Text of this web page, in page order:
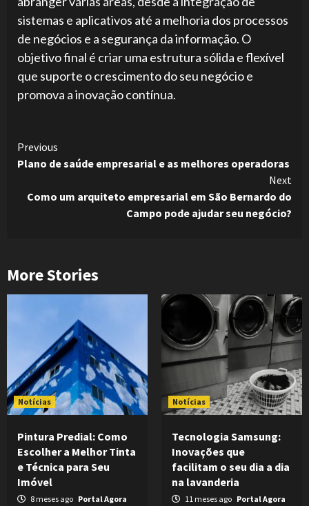
sistemas e aplicativos até a melhoria dos processos
de negócios e a segurança da informação. O
objetivo final é criar uma estrutura sólida e flexível
que suporte o crescimento do seu negócio e
promova a inovação contínua.
Continue
Reading
Previous
Plano de saúde empresarial e as melhores operadoras
Next
Como um arquiteto empresarial em São Bernardo do
Campo pode ajudar seu negócio?
More Stories
Notícias
Pintura Predial: Como
Escolher a Melhor Tinta
e Técnica para Seu
Imóvel
8 meses ago Portal Agora
Notícias
Tecnologia Samsung:
Inovações que
facilitam o seu dia a dia
na lavanderia
11 meses ago Portal Agora